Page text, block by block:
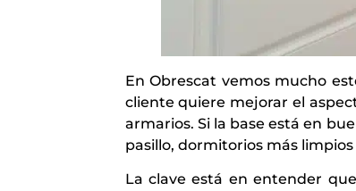
En Obrescat vemos mucho
cliente quiere mejorar el
armarios. Si la base está en
pasillo, dormitorios más
La clave está en entender